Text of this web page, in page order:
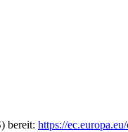
bereit: https://